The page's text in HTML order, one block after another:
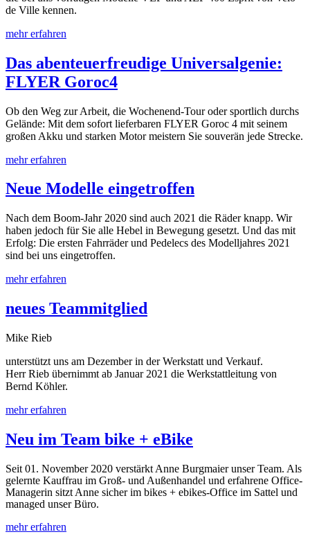
de Ville kennen.
mehr erfahren
Das abenteuerfreudige Universalgenie:
FLYER Goroc4
Ob den Weg zur Arbeit, die Wochenend-Tour oder sportlich durchs
Gelände: Mit dem sofort lieferbaren FLYER Goroc 4 mit seinem
großen Akku und starken Motor meistern Sie souverän jede Strecke.
mehr erfahren
Neue Modelle eingetroffen
Nach dem Boom-Jahr 2020 sind auch 2021 die Räder knapp. Wir
haben jedoch für Sie alle Hebel in Bewegung gesetzt. Und das mit
Erfolg: Die ersten Fahrräder und Pedelecs des Modelljahres 2021
sind bei uns eingetroffen.
mehr erfahren
neues Teammitglied
Mike Rieb
unterstützt uns am Dezember in der Werkstatt und Verkauf.
Herr Rieb übernimmt ab Januar 2021 die Werkstattleitung von
Bernd Köhler.
mehr erfahren
Neu im Team bike + eBike
Seit 01. November 2020 verstärkt Anne Burgmaier unser Team. Als
gelernte Kauffrau im Groß- und Außenhandel und erfahrene Office-
Managerin sitzt Anne sicher im bikes + ebikes-Office im Sattel und
managed unser Büro.
mehr erfahren